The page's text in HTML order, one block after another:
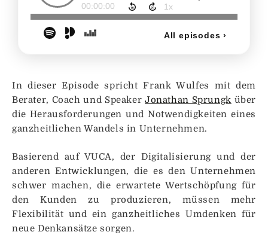
In dieser Episode spricht Frank Wulfes mit dem
Berater, Coach und Speaker Jonathan Sprungk über
die Herausforderungen und Notwendigkeiten eines
ganzheitlichen Wandels in Unternehmen.
Basierend auf VUCA, der Digitalisierung und der
anderen Entwicklungen, die es den Unternehmen
schwer machen, die erwartete Wertschöpfung für
den Kunden zu produzieren, müssen mehr
Flexibilität und ein ganzheitliches Umdenken für
neue Denkansätze sorgen.